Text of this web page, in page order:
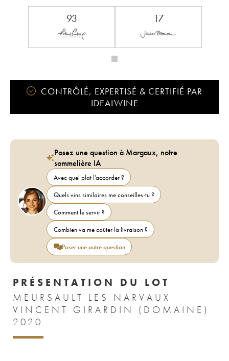
93 17
CONTRÔLÉ, EXPERTISÉ & CERTIFIÉ PAR
IDEALWINE
Posez une question à Margaux, notre
sommelière IA
Avec quel plat l'accorder ?
Quels vins similaires me conseilles-tu ?
Comment le servir ?
Combien va me coûter la livraison ?
Poser une autre question
PRÉSENTATION DU LOT
MEURSAULT LES NARVAUX
VINCENT GIRARDIN (DOMAINE)
2020